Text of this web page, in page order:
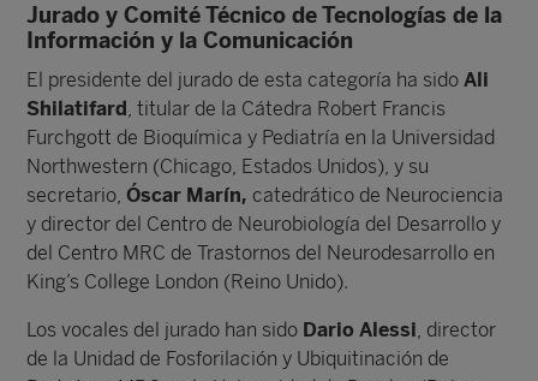
Jurado y Comité Técnico de Tecnologías de la
Información y la Comunicación
El presidente del jurado de esta categoría ha sido Ali
Shilatifard , titular de la Cátedra Robert Francis
Furchgott de Bioquímica y Pediatría en la Universidad
Northwestern (Chicago, Estados Unidos), y su
secretario,Óscar Marín, catedrático de Neurociencia
y director del Centro de Neurobiología del Desarrollo y
del Centro MRC de Trastornos del Neurodesarrollo en
King’s College London (Reino Unido).
Los vocales del jurado han sido Dario Alessi , director
de la Unidad de Fosforilación y Ubiquitinación de